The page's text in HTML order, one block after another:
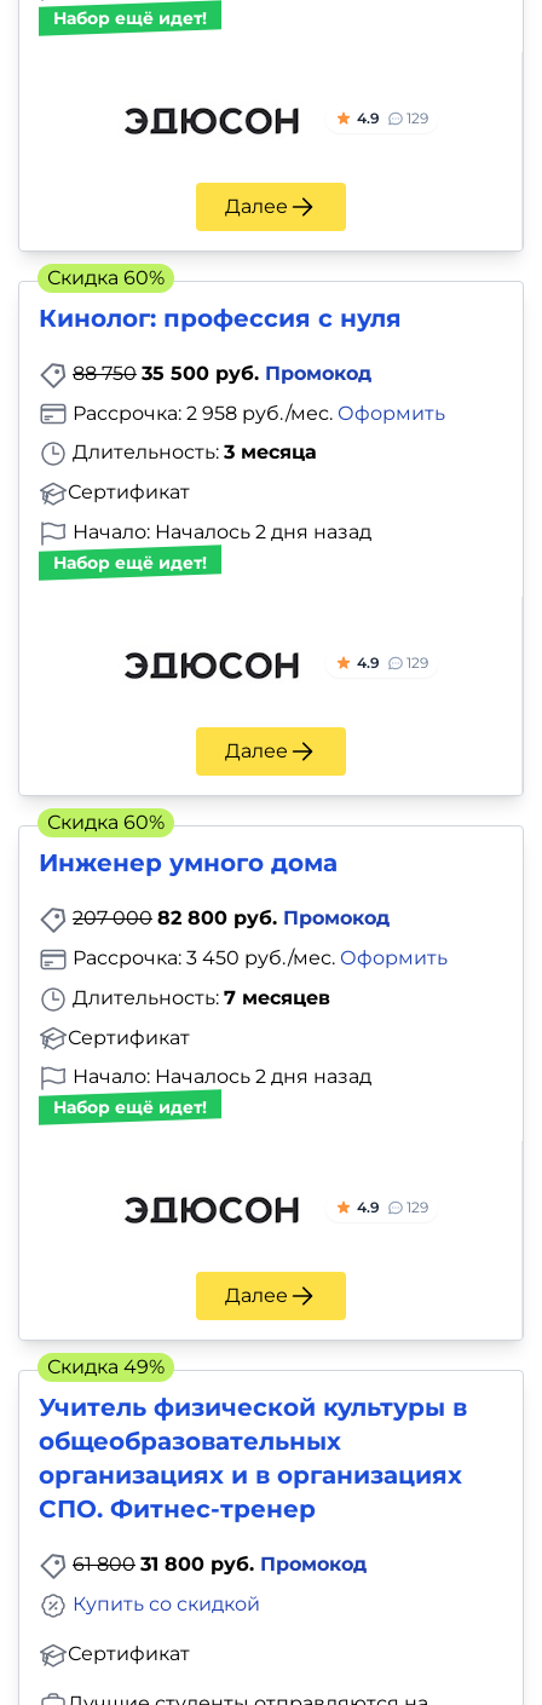
Набор ещё идет!
4.9 129
Далее
Кинолог: профессия с нуля
88 750 35 500 руб. Промокод
Длительность: 3 месяца
Сертификат
Рассрочка: 2 958 руб./мес. Оформить
Начало: Началось 2 дня назад
Набор ещё идет!
4.9 129
Далее
Скидка 60%
Инженер умного дома
207 000 82 800 руб. Промокод
Длительность: 7 месяцев
Сертификат
Рассрочка: 3 450 руб./мес. Оформить
Начало: Началось 2 дня назад
Набор ещё идет!
4.9 129
Далее
Скидка 60%
Учитель физической культуры в
общеобразовательных
организациях и в организациях
СПО. Фитнес-тренер
61 800 31 800 руб. Промокод
Сертификат
Купить со скидкой
Скидка 49%